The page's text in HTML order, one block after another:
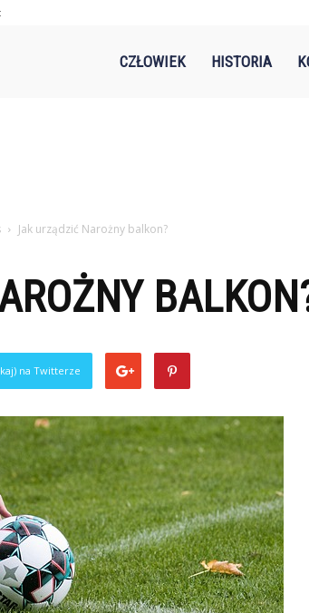
CZŁOWIEK HISTORIA
Jak urządzić Narożny balkon?
na Twitterze